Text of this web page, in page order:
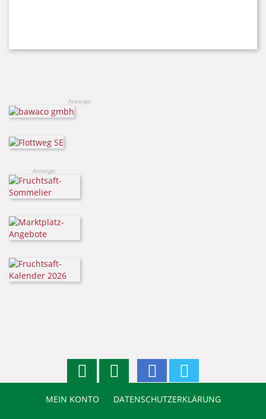
Anzeige:
Anzeige:
MEIN KONTO DATENSCHUTZERKLÄRUNG